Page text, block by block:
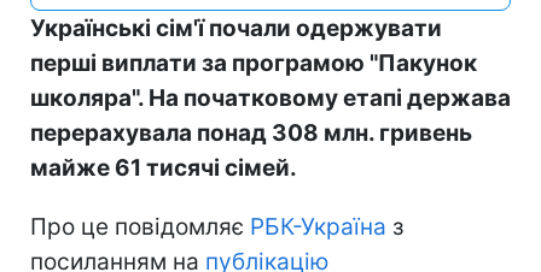
Українські сім'ї почали одержувати
перші виплати за програмою "Пакунок
школяра". На початковому етапі держава
перерахувала понад 308 млн. гривень
майже 61 тисячі сімей.
Про це повідомляє РБК-Україна з
посиланням на публікацію